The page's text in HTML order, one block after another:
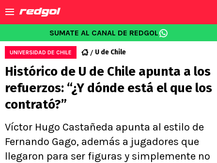
SUMATE AL CANAL DE REDGOL
UNIVERSIDAD DE CHILE U de Chile
Histórico de U de Chile apunta a los
refuerzos: “¿Y dónde está el que los
contrató?”
Víctor Hugo Castañeda apunta al estilo de
Fernando Gago, además a jugadores que
llegaron para ser figuras y simplemente no